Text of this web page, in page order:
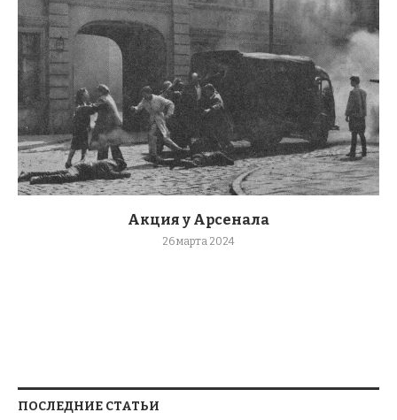
Акция у Арсенала
26 марта 2024
ПОСЛЕДНИЕ СТАТЬИ